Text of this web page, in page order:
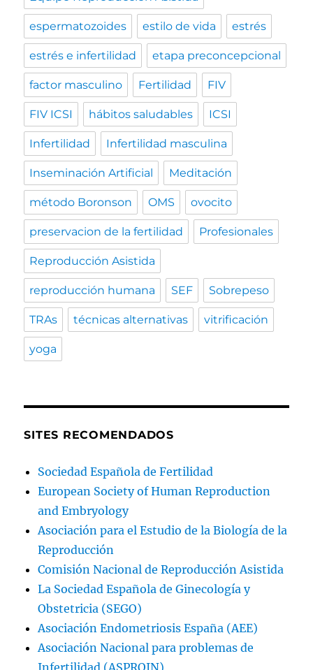
espermatozoides estilo de vida estrés
estrés e infertilidad etapa preconcepcional
factor masculino Fertilidad FIV
FIV ICSI hábitos saludables ICSI
Infertilidad Infertilidad masculina
Inseminación Artificial Meditación
método Boronson OMS ovocito
preservacion de la fertilidad Profesionales
Reproducción Asistida
reproducción humana SEF Sobrepeso
TRAs técnicas alternativas vitrificación
yoga
SITES RECOMENDADOS
Sociedad Española de Fertilidad
European Society of Human Reproduction
and Embryology
Asociación para el Estudio de la Biología de la
Reproducción
Comisión Nacional de Reproducción Asistida
La Sociedad Española de Ginecología y
Obstetricia (SEGO)
Asociación Endometriosis España (AEE)
Asociación Nacional para problemas de